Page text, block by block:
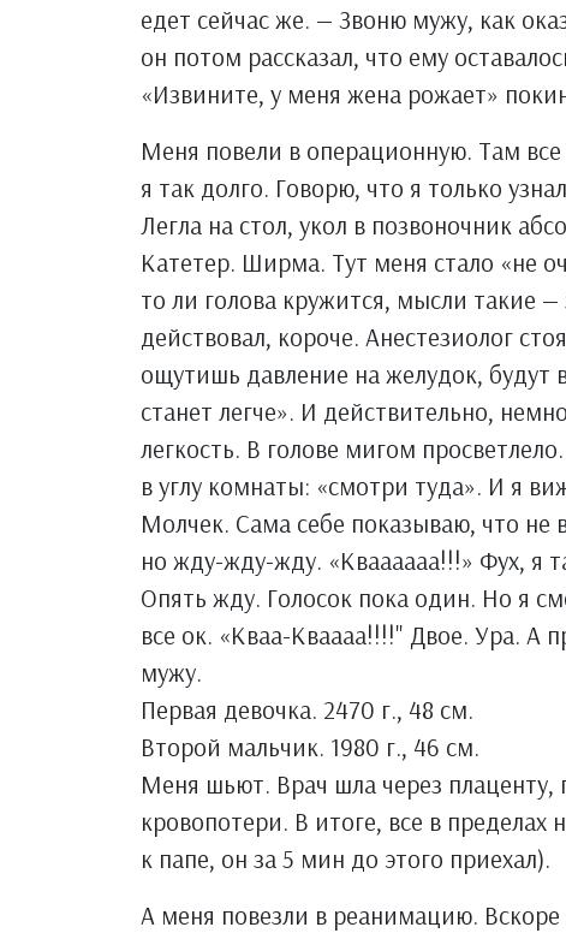
едет сейчас же. — Звоню мужу, как
он потом рассказал, что ему
«Извините, у меня жена рожает»
Меня повели в операционную. Там
я так долго. Говорю, что я только
Легла на стол, укол в позвоночник
Катетер. Ширма. Тут меня стало «не
то ли голова кружится, мысли такие —
действовал, короче. Анестезиолог
ощутишь давление на желудок, будут
станет легче». И действительно,
легкость. В голове мигом
в углу комнаты: «смотри туда». И я
Молчек. Сама себе показываю, что не
но жду-жду-жду. «Кваааааа!!!» Фух, я
Опять жду. Голосок пока один. Но я
все ок. «Кваа-Кваааа!!!!" Двое. Ура. А
мужу.
Первая девочка. 2470 г., 48 см.
Второй мальчик. 1980 г., 46 см.
Меня шьют. Врач шла через
кровопотери. В итоге, все в
к папе, он за 5 мин до этого приехал).
А меня повезли в реанимацию.